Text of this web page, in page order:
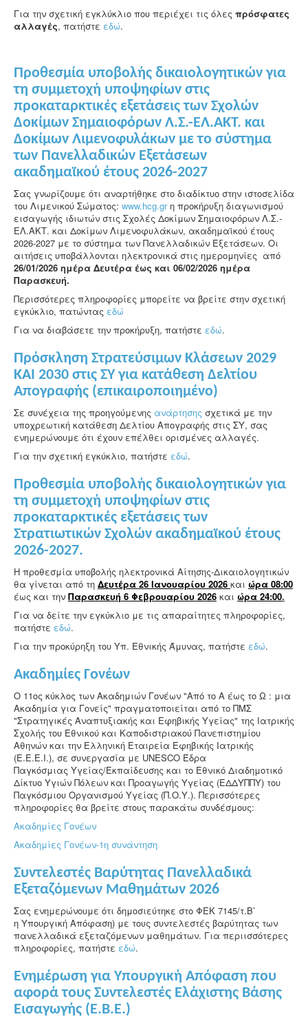
Για την σχετική εγκλύκλιο που περιέχει τις όλες πρόσφατες
αλλαγές, πατήστε εδώ.
Προθεσμία υποβολής δικαιολογητικών για
τη συμμετοχή υποψηφίων στις
προκαταρκτικές εξετάσεις των Σχολών
Δοκίμων Σημαιοφόρων Λ.Σ.-ΕΛ.ΑΚΤ. και
Δοκίμων Λιμενοφυλάκων με το σύστημα
των Πανελλαδικών Εξετάσεων
ακαδημαϊκού έτους 2026-2027
Σας γνωρίζουμε ότι αναρτήθηκε στο διαδίκτυο στην ιστοσελίδα
του Λιμενικού Σώματος: www.hcg.grη προκήρυξη διαγωνισμού
εισαγωγής ιδιωτών στις Σχολές Δοκίμων Σημαιοφόρων Λ.Σ.-
ΕΛ.ΑΚΤ. και Δοκίμων Λιμενοφυλάκων, ακαδημαϊκού έτους
2026-2027 με το σύστημα των Πανελλαδικών Εξετάσεων. Οι
αιτήσεις υποβάλλονται ηλεκτρονικά στις ημερομηνίες από
26/01/2026 ημέρα Δευτέρα έως και 06/02/2026 ημέρα
Παρασκευή.
Περισσότερες πληροφορίες μπορείτε να βρείτε στην σχετική
εγκύκλιο, πατώντας εδώ
Για να διαβάσετε την προκήρυξη, πατήστε εδώ.
Πρόσκληση Στρατεύσιμων Κλάσεων 2029
ΚΑΙ 2030 στις ΣΥ για κατάθεση Δελτίου
Απογραφής (επικαιροποιημένο)
Σε συνέχεια της προηγούμενης ανάρτησης σχετικά με την
υποχρεωτική κατάθεση Δελτίου Απογραφής στις ΣΥ, σας
ενημερώνουμε ότι έχουν επέλθει ορισμένες αλλαγές.
Για την σχετική εγκύκλιο, πατήστε εδώ.
Προθεσμία υποβολής δικαιολογητικών για
τη συμμετοχή υποψηφίων στις
προκαταρκτικές εξετάσεις των
Στρατιωτικών Σχολών ακαδημαϊκού έτους
2026-2027.
Η προθεσμία υποβολής ηλεκτρονικά Αίτησης-Δικαιολογητικών
θα γίνεται από τη Δευτέρα 26 Ιανουαρίου 2026 και ώρα 08:00
έως και την Παρασκευή 6 Φεβρουαρίου 2026 και ώρα 24:00.
Για να δείτε την εγκύκλιο με τις απαραίτητες πληροφορίες,
πατήστε εδώ.
Για την προκύρηξη του Υπ. Εθνικής Άμυνας, πατήστε εδώ.
Ακαδημίες Γονέων
Ο 11ος κύκλος των Ακαδημιών Γονέων "Από το Α έως το Ω : μια
Ακαδημία για Γονείς" πραγματοποιείται από το ΠΜΣ
"Στρατηγικές Αναπτυξιακής και Εφηβικής Υγείας" της Ιατρικής
Σχολής του Εθνικού και Καποδιστριακού Πανεπιστημίου
Αθηνών και την Ελληνική Εταιρεία Εφηβικής Ιατρικής
(Ε.Ε.Ε.Ι.), σε συνεργασία με UNESCO Έδρα
Παγκόσμιας Υγείας/Εκπαίδευσης και το Εθνικό Διαδημοτικό
Δίκτυο Υγιών Πόλεων και Προαγωγής Υγείας (ΕΔΔΥΠΠΥ) του
Παγκόσμιου Οργανισμού Υγείας (Π.Ο.Υ.). Περισσότερες
πληροφορίες θα βρείτε στους παρακάτω συνδέσμους:
Ακαδημίες Γονέων
Ακαδημίες Γονέων-1η συνάντηση
Συντελεστές Βαρύτητας Πανελλαδικά
Εξεταζόμενων Μαθημάτων 2026
Σας ενημερώνουμε ότι δημοσιεύτηκε στο ΦΕΚ 7145/τ.Β’
η Υπουργική Απόφαση) με τους συντελεστές βαρύτητας των
πανελλαδικά εξεταζόμενων μαθημάτων. Για περιισσότερες
πληροφορίες, πατήστε εδώ.
Ενημέρωση για Υπουργική Απόφαση που
αφορά τους Συντελεστές Ελάχιστης Βάσης
Εισαγωγής (Ε.Β.Ε.)